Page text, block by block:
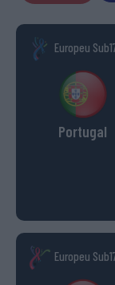
Europeu
Portugal
Europeu